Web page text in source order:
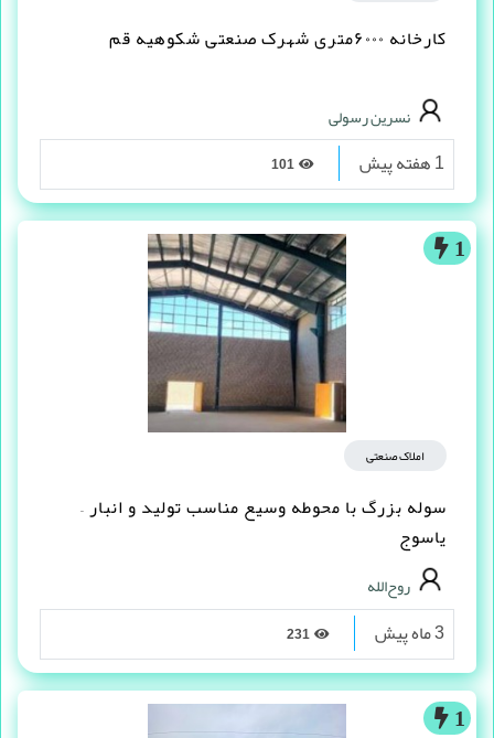
کارخانه ۶۰۰۰متری شهرک صنعتی شکوهیه قم
نسرین رسولی
1 هفته پیش
1
املاک صنعتی
سوله بزرگ با محوطه وسیع مناسب تولید و انبار –
یاسوج
روح‌الله
3 ماه پیش
1